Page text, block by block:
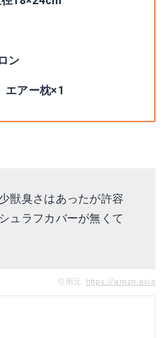
ン
エアー枕×1
獣臭さはあったが許容
ュラフカバーが無くて
引用元: https://amzn.asia